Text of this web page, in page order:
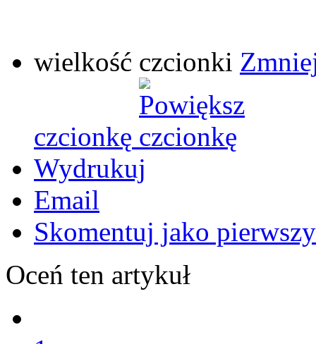
wielkość czcionki
czcionkę
Wydrukuj
Email
Skomentuj jako
Oceń ten artykuł